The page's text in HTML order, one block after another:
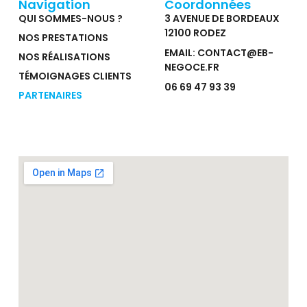
Navigation
QUI SOMMES-NOUS ?
NOS PRESTATIONS
NOS RÉALISATIONS
TÉMOIGNAGES CLIENTS
PARTENAIRES
Coordonnées
3 AVENUE DE BORDEAUX
12100 RODEZ
EMAIL: CONTACT@EB-
NEGOCE.FR
06 69 47 93 39